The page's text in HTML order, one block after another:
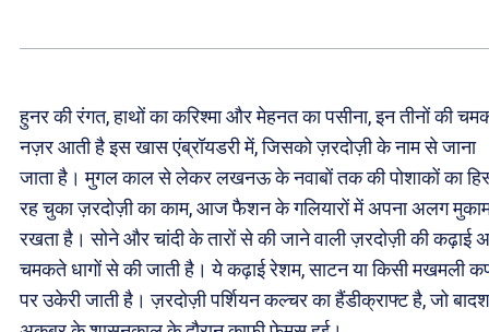
हुनर की रंगत, हाथों का करिश्मा और मेहनत का पसीना, इन तीनों की
नज़र आती है इस खास एंब्रॉयडरी में, जिसको ज़रदोज़ी के नाम से जाना
जाता है। मुगल काल से लेकर लखनऊ के नवाबों तक की पोशाकों का
रह चुका ज़रदोज़ी का काम, आज फैशन के गलियारों में अपना अलग
रखता है। सोने और चांदी के तारों से की जाने वाली ज़रदोज़ी की कढ़ाई
चमकते धागों से की जाती है। ये कढ़ाई रेशम, साटन या किसी मखमली
पर उकेरी जाती है। ज़रदोज़ी पर्शियन कल्चर का हैंडीक्राफ्ट है, जो